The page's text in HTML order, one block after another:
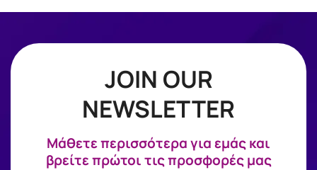
JOIN OUR
NEWSLETTER
Mάθετε περισσότερα για εμάς και
βρείτε πρώτοι τις προσφορές μας